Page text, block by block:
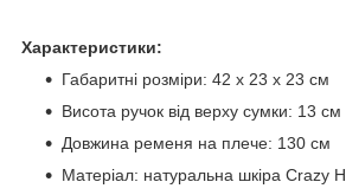
Характеристики:
Габаритні розміри: 42 х 23 х 23 см
Висота ручок від верху сумки: 13 см
Довжина ременя на плече: 130 см
Матеріал: натуральна шкіра Crazy